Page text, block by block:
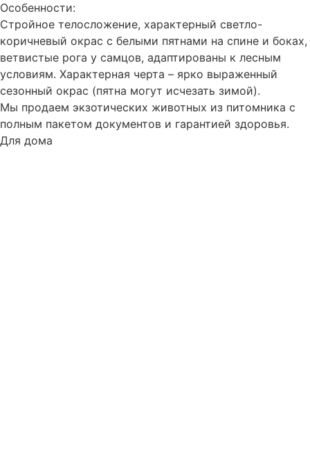
Особенности:
Стройное телосложение, характерный светло-
коричневый окрас с белыми пятнами на спине и боках,
ветвистые рога у самцов, адаптированы к лесным
условиям. Характерная черта – ярко выраженный
сезонный окрас (пятна могут исчезать зимой).
Мы продаем экзотических животных из питомника с
полным пакетом документов и гарантией здоровья.
Для дома